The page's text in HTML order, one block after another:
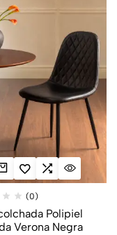
(0)
Polipiel
Verona Negra